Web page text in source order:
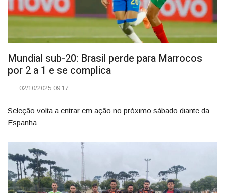
Mundial sub-20: Brasil perde para Marrocos
por 2 a 1 e se complica
02/10/2025 09:17
Seleção volta a entrar em ação no próximo sábado diante da
Espanha